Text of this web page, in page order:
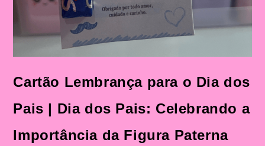
Cartão Lembrança para o Dia dos
Pais | Dia dos Pais: Celebrando a
Importância da Figura Paterna